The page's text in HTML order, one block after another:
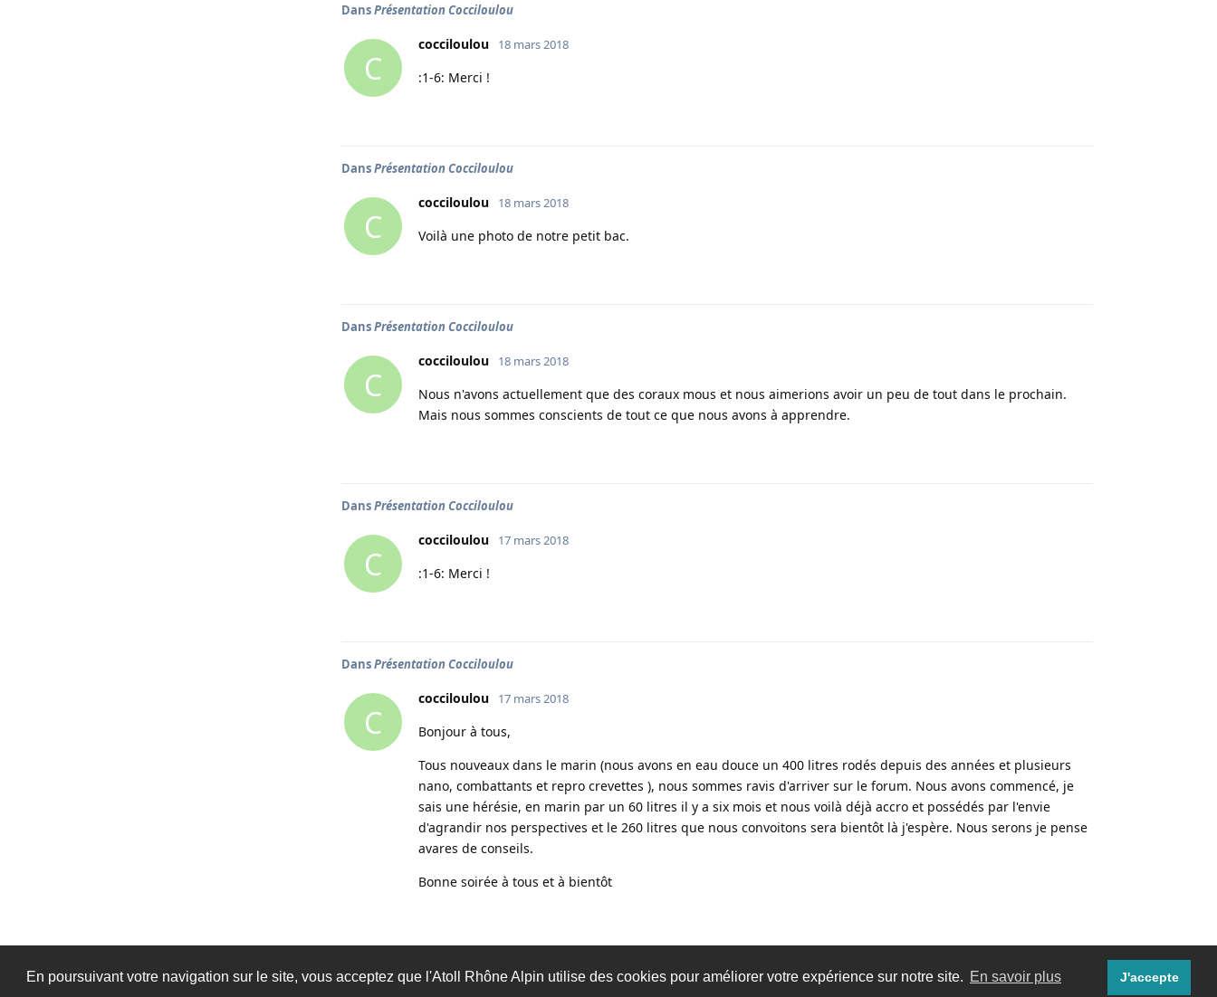
En poursuivant votre navigation sur le site, vous acceptez que l'Atoll Rhône Alpin utilise des cookies pour améliorer votre expérience sur notre site. En savoir plus J'accepte
DansPrésentation Cocciloulou
C
cocciloulou 18 mars 2018
:1-6: Merci !
DansPrésentation Cocciloulou
C
cocciloulou 18 mars 2018
Voilà une photo de notre petit bac.
DansPrésentation Cocciloulou
C
cocciloulou 18 mars 2018
Nous n'avons actuellement que des coraux mous et nous aimerions avoir un peu de tout dans le prochain.
Mais nous sommes conscients de tout ce que nous avons à apprendre.
DansPrésentation Cocciloulou
C
cocciloulou 17 mars 2018
:1-6: Merci !
DansPrésentation Cocciloulou
C
cocciloulou 17 mars 2018
Bonjour à tous,
Tous nouveaux dans le marin (nous avons en eau douce un 400 litres rodés depuis des années et plusieurs
nano, combattants et repro crevettes ), nous sommes ravis d'arriver sur le forum. Nous avons commencé, je
sais une hérésie, en marin par un 60 litres il y a six mois et nous voilà déjà accro et possédés par l'envie
d'agrandir nos perspectives et le 260 litres que nous convoitons sera bientôt là j'espère. Nous serons je pense
avares de conseils.
Bonne soirée à tous et à bientôt